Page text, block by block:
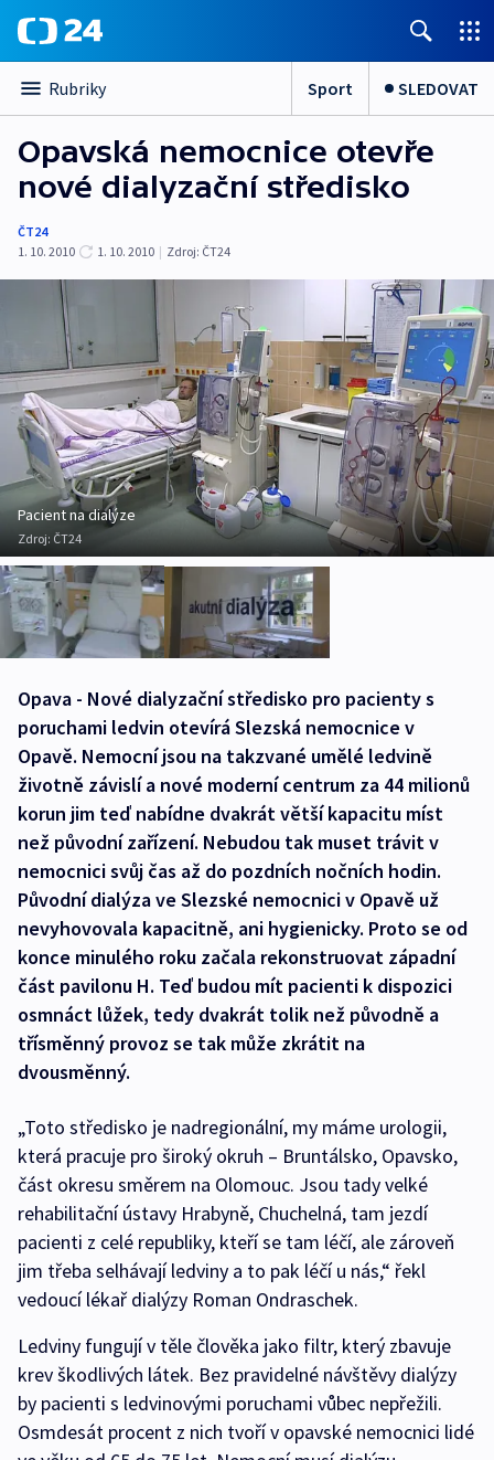
Rubriky Sport SLEDOVAT
Opavská nemocnice otevře
nové dialyzační středisko
ČT24
1. 10. 2010
1. 10. 2010 | Zdroj: ČT24
Pacient na dialýze
Zdroj: ČT24
Opava - Nové dialyzační středisko pro pacienty s
poruchami ledvin otevírá Slezská nemocnice v
Opavě. Nemocní jsou na takzvané umělé ledvině
životně závislí a nové moderní centrum za 44 milionů
korun jim teď nabídne dvakrát větší kapacitu míst
než původní zařízení. Nebudou tak muset trávit v
nemocnici svůj čas až do pozdních nočních hodin.
Původní dialýza ve Slezské nemocnici v Opavě už
nevyhovovala kapacitně, ani hygienicky. Proto se od
konce minulého roku začala rekonstruovat západní
část pavilonu H. Teď budou mít pacienti k dispozici
osmnáct lůžek, tedy dvakrát tolik než původně a
třísměnný provoz se tak může zkrátit na
dvousměnný.
„Toto středisko je nadregionální, my máme urologii,
která pracuje pro široký okruh – Bruntálsko, Opavsko,
část okresu směrem na Olomouc. Jsou tady velké
rehabilitační ústavy Hrabyně, Chuchelná, tam jezdí
pacienti z celé republiky, kteří se tam léčí, ale zároveň
jim třeba selhávají ledviny a to pak léčí u nás,“ řekl
vedoucí lékař dialýzy Roman Ondraschek.
Ledviny fungují v těle člověka jako filtr, který zbavuje
krev škodlivých látek. Bez pravidelné návštěvy dialýzy
by pacienti s ledvinovými poruchami vůbec nepřežili.
Osmdesát procent z nich tvoří v opavské nemocnici lidé